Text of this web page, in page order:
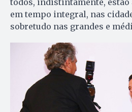
em tempo integral, nas
sobretudo nas grandes e